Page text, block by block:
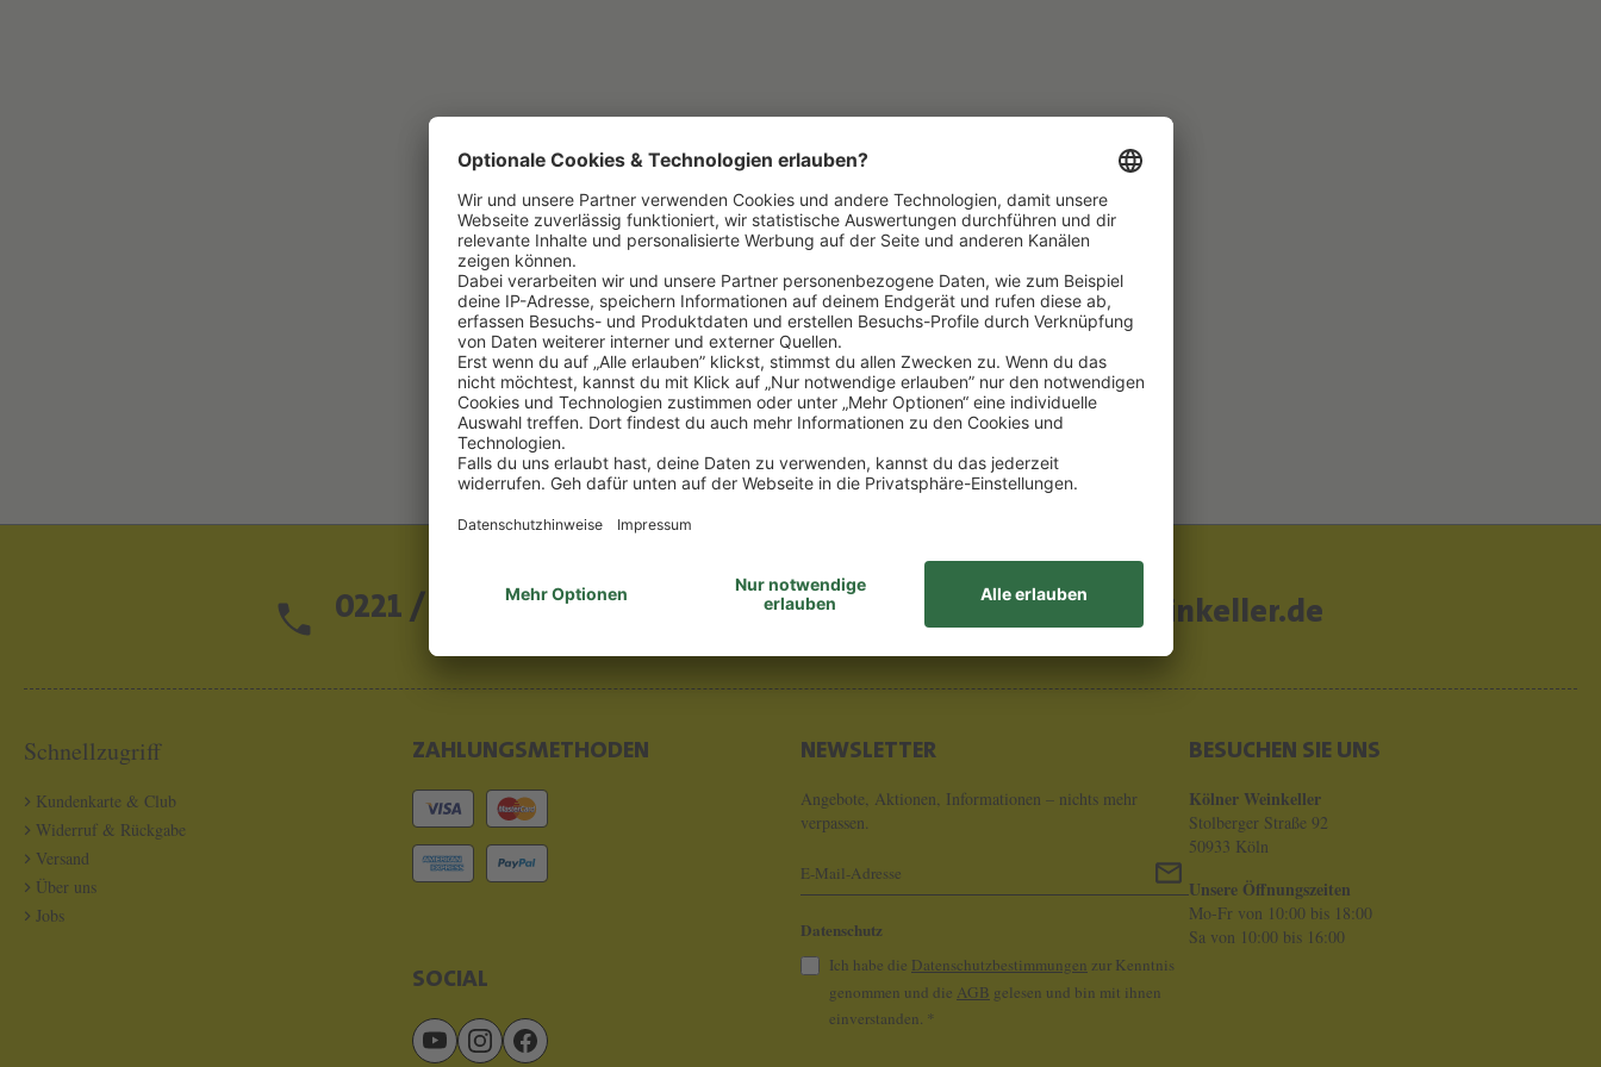
0221 / 13 97 28 - 0 info@koelner-weinkeller.de
Schnellzugriff
Kundenkarte & Club
Widerruf & Rückgabe
Versand
Über uns
Jobs
ZAHLUNGSMETHODEN
SOCIAL
NEWSLETTER
Angebote, Aktionen, Informationen – nichts mehr
verpassen.
Datenschutz
Ich habe die Datenschutzbestimmungen zur Kenntnis
genommen und die AGB gelesen und bin mit ihnen
einverstanden. *
BESUCHEN SIE UNS
Kölner Weinkeller
Stolberger Straße 92
50933 Köln
Unsere Öffnungszeiten
Mo-Fr von 10:00 bis 18:00
Sa von 10:00 bis 16:00